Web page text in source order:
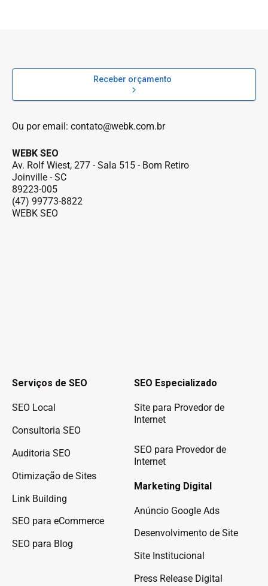
Receber orçamento
Ou por email: contato@webk.com.br
WEBK SEO
Av. Rolf Wiest, 277 - Sala 515 - Bom Retiro
Joinville - SC
89223-005
(47) 99773-8822
WEBK SEO
Serviços de SEO
SEO Local
Consultoria SEO
Auditoria SEO
Otimização de Sites
Link Building
SEO para eCommerce
SEO para Blog
SEO Especializado
Site para Provedor de
Internet
SEO para Provedor de
Internet
Marketing Digital
Anúncio Google Ads
Desenvolvimento de Site
Site Institucional
Press Release Digital